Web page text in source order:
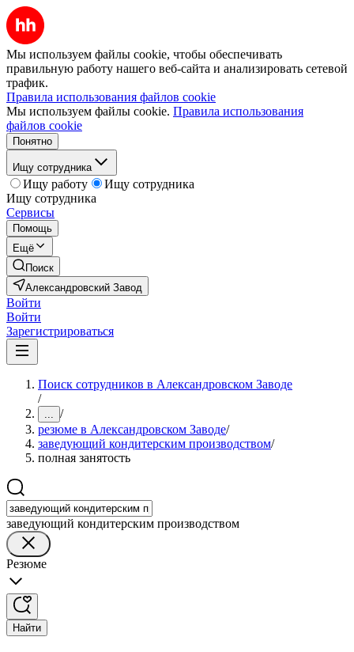
Мы используем файлы cookie, чтобы обеспечивать
правильную работу нашего веб-сайта и анализировать сетевой
трафик.
Правила использования файлов cookie
Мы используем файлы cookie. Правила использования
файлов cookie
Понятно
Ищу сотрудника
Ищу работу
Ищу сотрудника
Ищу сотрудника
Сервисы
Помощь
Ещё
Поиск
Александровский Завод
Войти
Войти
Зарегистрироваться
Поиск сотрудников в Александровском Заводе
/
... /
резюме в Александровском Заводе/
заведующий кондитерским производством/
полная занятость
заведующий кондитерским производством
Резюме
Найти